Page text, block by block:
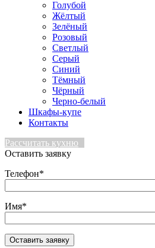
Голубой
Жёлтый
Зелёный
Розовый
Светлый
Серый
Синий
Тёмный
Чёрный
Черно-белый
Шкафы-купе
Контакты
Рассчитать кухню
Оставить заявку
Телефон*
Имя*